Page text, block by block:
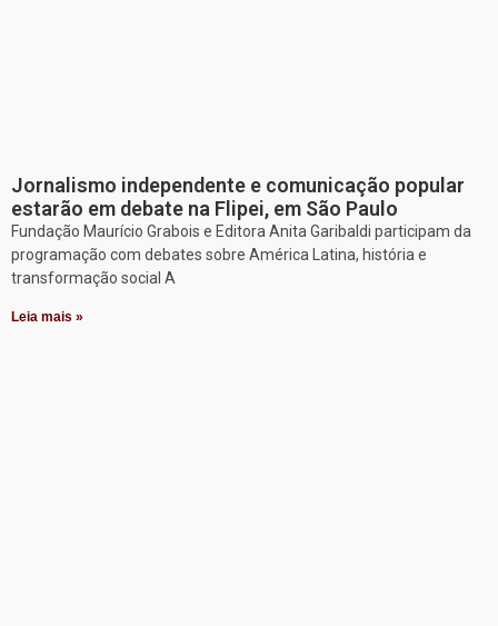
Jornalismo independente e comunicação popular
estarão em debate na Flipei, em São Paulo
Fundação Maurício Grabois e Editora Anita Garibaldi participam da
programação com debates sobre América Latina, história e
transformação social A
Leia mais »